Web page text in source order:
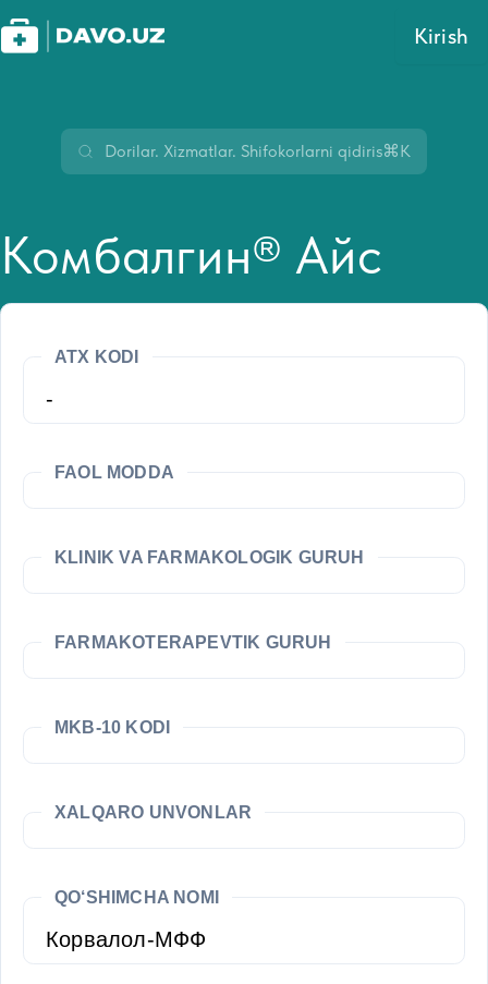
Kirish
⌘K
Комбалгин® Айс
ATX KODI
-
FAOL MODDA
KLINIK VA FARMAKOLOGIK GURUH
FARMAKOTERAPEVTIK GURUH
MKB-10 KODI
XALQARO UNVONLAR
QO‘SHIMCHA NOMI
Корвалол-МФФ